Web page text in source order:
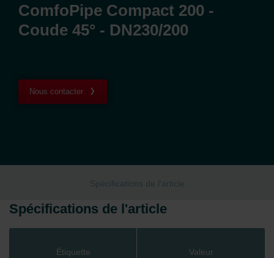
ComfoPipe Compact 200 -
Coude 45° - DN230/200
Nous contacter
Spécifications de l'article
Spécifications de l'article
Étiquette Valeur